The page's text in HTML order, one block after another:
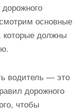
основные
которые должны
водитель — это
дорожного
чтобы